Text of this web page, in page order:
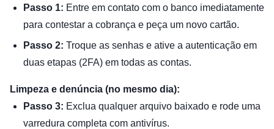
Passo 1: Entre em contato com o banco imediatamente
para contestar a cobrança e peça um novo cartão.
Passo 2: Troque as senhas e ative a autenticação em
duas etapas (2FA) em todas as contas.
Limpeza e denúncia (no mesmo dia):
Passo 3: Exclua qualquer arquivo baixado e rode uma
varredura completa com antivírus.